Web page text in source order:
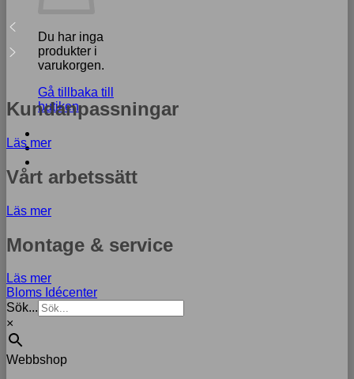
Du har inga
produkter i
varukorgen.
Gå tillbaka till
butiken
Kundanpassningar
Läs mer
Vårt arbetssätt
Läs mer
Montage & service
Läs mer
Bloms Idécenter
Sök...
×
Webbshop